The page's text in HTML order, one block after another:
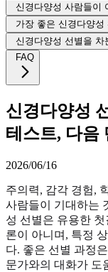
신경다양성 사람들이
가장 좋은 신경다양
신경다양성 선별을 차
FAQ
신경다양성
테스트, 다음
2026/06/16
주의력, 감각 경험,
사람들이 기대하는
성 선별은 유용한
론이 아니며, 특정
다. 좋은 선별 과정
문가와의 대화가 도